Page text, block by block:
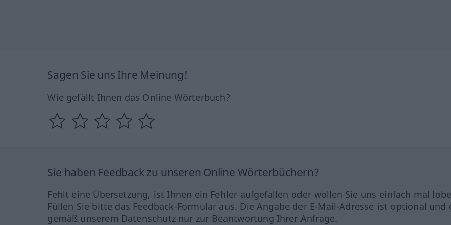
Sagen Sie uns Ihre Meinung!
Wie gefällt Ihnen das Online Wörterbuch?
Sie haben Feedback zu unseren Online Wörterbüchern?
Fehlt eine Übersetzung, ist Ihnen ein Fehler aufgefallen oder wollen Sie uns einfach mal
Füllen Sie bitte das Feedback-Formular aus. Die Angabe der E-Mail-Adresse ist optional und
gemäß unserem Datenschutz nur zur Beantwortung Ihrer Anfrage.